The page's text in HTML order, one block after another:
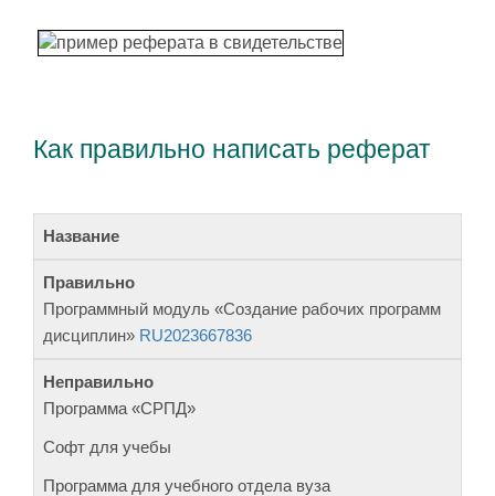
Как правильно написать реферат
Элемент
бюллетеня
Неправильно
Название
Программный модуль «Создание рабочих программ
дисциплин» RU2023667836
Программа «СРПД»
Софт для учебы
Программа для учебного отдела вуза